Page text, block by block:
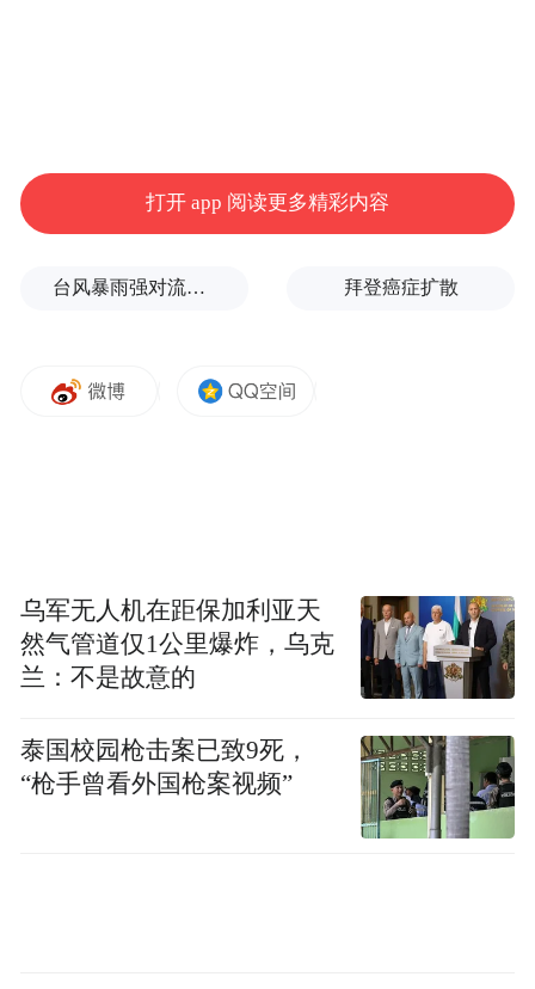
千亿级“机器人+人工智能”产业集群，锤炼的
是绿色智造转型的“锐度”；
城乡融合与基层治理，传递的是共同富裕实
这三个切口，共同指向一个核心命题——吴
春、园林古镇，是“苏州后花园”的休闲标
签。现在，吴中区正在变得硬核、智慧、温
暖、可持续。这种从“生态保护”向“生态经
生”多轮驱动的切换，正是吴中为区域高质量
发展交出的最新答卷。
打开 app 阅读更多精彩内容
台风暴雨强对流三预警！“白海豚”最新位置公布 拜登癌症扩散
乌军无人机在距保加利亚天
然气管道仅1公里爆炸，乌克
兰：不是故意的
泰国校园枪击案已致9死，
“枪手曾看外国枪案视频”